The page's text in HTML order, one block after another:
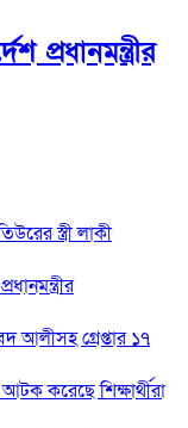
প্রধানমন্ত্রীর
স্ত্রী লাকী
আলীসহ গ্রেপ্তার ১৭
করেছে শিক্ষার্থীরা